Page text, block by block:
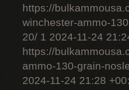
https://
winchester-ammo-
20/ 1 2024-11-24
https://
ammo-130-grain-
2024-11-24 21:28